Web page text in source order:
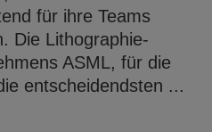
für ihre Teams
Die Lithographie-
ASML, für die
entscheidendsten ...